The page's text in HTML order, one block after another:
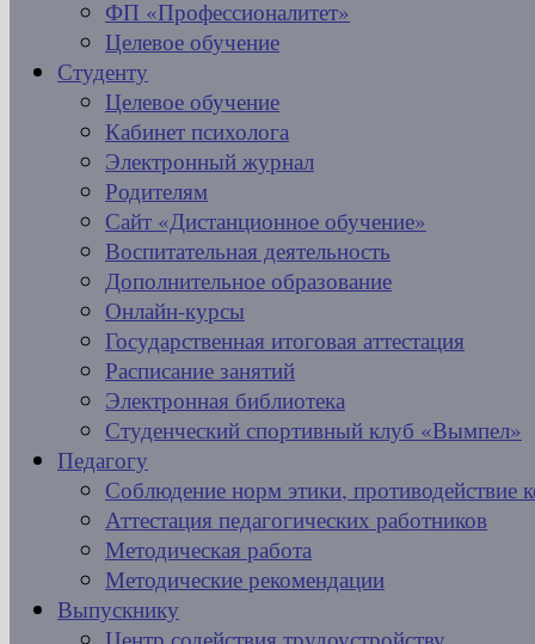
ФП «Профессионалитет»
Целевое обучение
Студенту
Целевое обучение
Кабинет психолога
Электронный журнал
Родителям
Сайт «Дистанционное обучение»
Воспитательная деятельность
Дополнительное образование
Онлайн-курсы
Государственная итоговая аттестация
Расписание занятий
Электронная библиотека
Студенческий спортивный клуб «Вымпел»
Педагогу
Соблюдение норм этики, противодействие
Аттестация педагогических работников
Методическая работа
Методические рекомендации
Выпускнику